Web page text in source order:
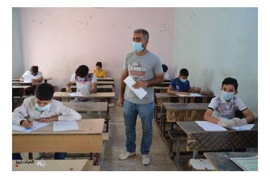
القروض والسلف
قطع الاراضي
اخبار العراق
الاخبار السياسية
الاخبار الامنية